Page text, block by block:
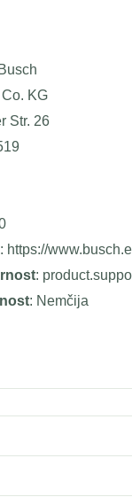
KG
Str. 26
: https://
:
: Nemčija